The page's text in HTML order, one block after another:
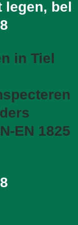
legen, bel
in Tiel
EN 1825